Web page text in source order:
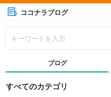
ココナラブログ
ブログ
すべてのカテゴリ